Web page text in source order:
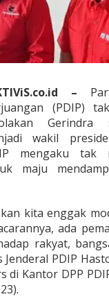
a
w
a
p
G
a
n
a
r
P
:
K
i
t
a
T
–
(PDIP)
Gerindra
wakil
mengaku tak
maju
kita enggak
ada
rakyat,
Jenderal PDIP
di Kantor DPP